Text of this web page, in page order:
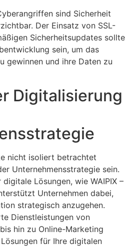
sind Sicherheit
Der Einsatz von SSL-
Sicherheitsupdates sollte
sein, um das
gewinnen und ihre Daten zu
Digitalisierung
nicht isoliert betrachtet
Unternehmensstrategie sein.
Lösungen, wie WAIPIX –
Unternehmen dabei,
strategisch anzugehen.
Dienstleistungen von
hin zu Online-Marketing
für Ihre digitalen